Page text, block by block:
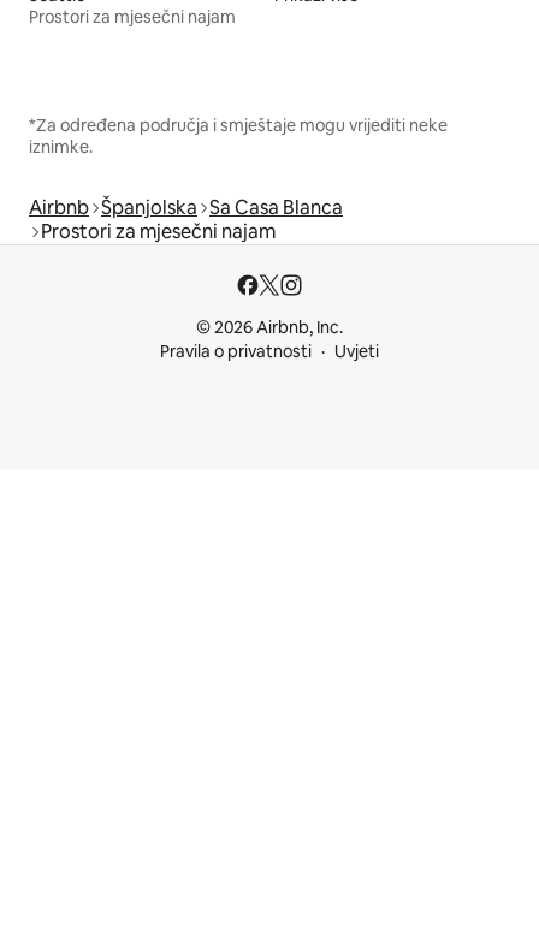
Prostori za mjesečni najam
*Za određena područja i smještaje mogu vrijediti neke
iznimke.
Airbnb Španjolska Sa Casa Blanca
Prostori za mjesečni najam
© 2026 Airbnb, Inc.
Pravila o privatnosti
Uvjeti